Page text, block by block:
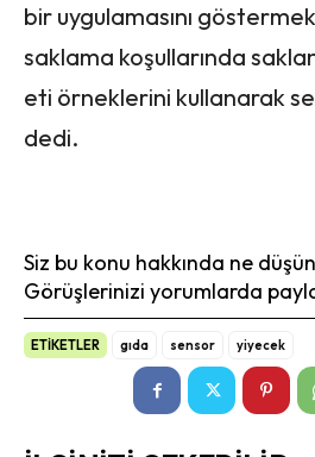
bir uygulamasını
saklama koşullarında
eti örneklerini kullanarak
dedi.
Siz bu konu hakkında ne
Görüşlerinizi yorumlarda
ETİKETLER gıda sensor yiyecek